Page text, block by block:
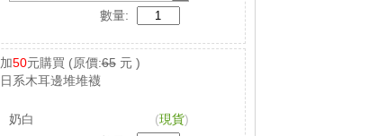
數量:
加50元購買 (原價:65元 )
日系木耳邊堆堆襪
奶白 (現貨)